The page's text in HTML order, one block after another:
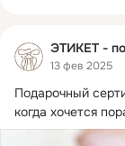
ЭТИКЕТ -
13 фев 2025
Подарочный
когда хочется